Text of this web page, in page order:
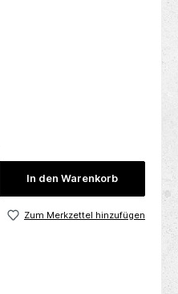
ein oder benutze die Schaltflächen um
In den Warenkorb
Zum Merkzettel hinzufügen